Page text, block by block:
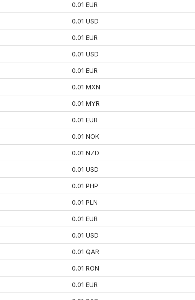
0.01 EUR
0.01 USD
0.01 EUR
0.01 USD
0.01 EUR
0.01 MXN
0.01 MYR
0.01 EUR
0.01 NOK
0.01 NZD
0.01 USD
0.01 PHP
0.01 PLN
0.01 EUR
0.01 USD
0.01 QAR
0.01 RON
0.01 EUR